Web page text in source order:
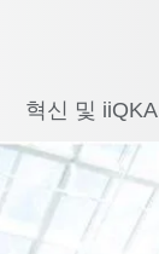
혁신 및 iiQKA
Robotics